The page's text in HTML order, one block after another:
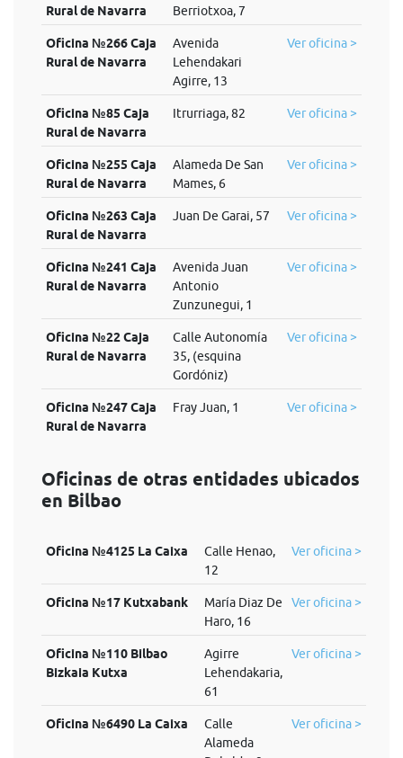
Rural de Navarra
Berriotxoa, 7
Oficina №266 Caja
Rural de Navarra
Avenida
Lehendakari
Agirre, 13
Ver oficina >
Oficina №85 Caja
Rural de Navarra
Itrurriaga, 82 Ver oficina >
Oficina №255 Caja
Rural de Navarra
Alameda De San
Mames, 6
Ver oficina >
Oficina №263 Caja
Rural de Navarra
Juan De Garai, 57 Ver oficina >
Oficina №241 Caja
Rural de Navarra
Avenida Juan
Antonio
Zunzunegui, 1
Ver oficina >
Oficina №22 Caja
Rural de Navarra
Calle Autonomía
35, (esquina
Gordóniz)
Ver oficina >
Oficina №247 Caja
Rural de Navarra
Fray Juan, 1 Ver oficina >
Oficinas de otras entidades ubicados
en Bilbao
Oficina №4125 La Caixa
Calle Henao,
12
Ver oficina >
Oficina №17 Kutxabank
María Diaz De
Haro, 16
Ver oficina >
Oficina №110 Bilbao
Bizkaia Kutxa
Agirre
Lehendakaria,
61
Ver oficina >
Oficina №6490 La Caixa
Calle
Alameda
Ver oficina >